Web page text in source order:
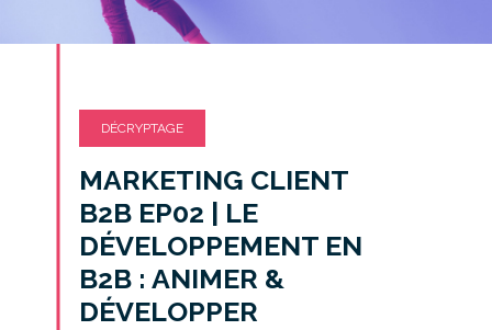
DÉCRYPTAGE
MARKETING CLIENT
B2B EP02 | LE
DÉVELOPPEMENT EN
B2B : ANIMER &
DÉVELOPPER